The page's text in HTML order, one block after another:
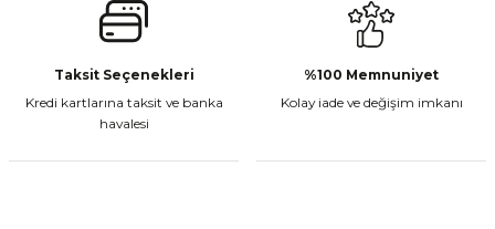
Taksit Seçenekleri
Kredi kartlarına taksit ve banka
havalesi
%100 Memnuniyet
Kolay iade ve değişim imkanı